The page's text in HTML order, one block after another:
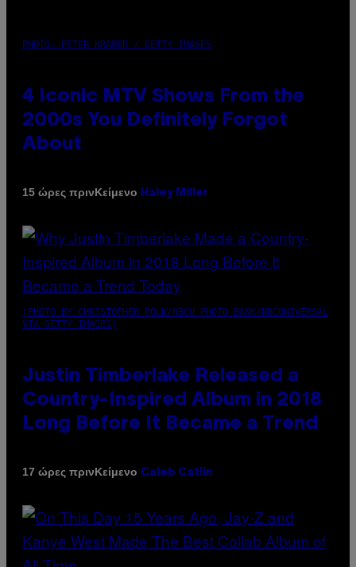
PHOTO: PETER KRAMER / GETTY IMAGES
4 Iconic MTV Shows From the
2000s You Definitely Forgot
About
15 ώρες πρινΚείμενο Haley Miller
(PHOTO BY CHRISTOPHER POLK/NBCU PHOTO BANK/NBCUNIVERSAL
VIA GETTY IMAGES)
Justin Timberlake Released a
Country-Inspired Album in 2018
Long Before It Became a Trend
17 ώρες πρινΚείμενο Caleb Catlin